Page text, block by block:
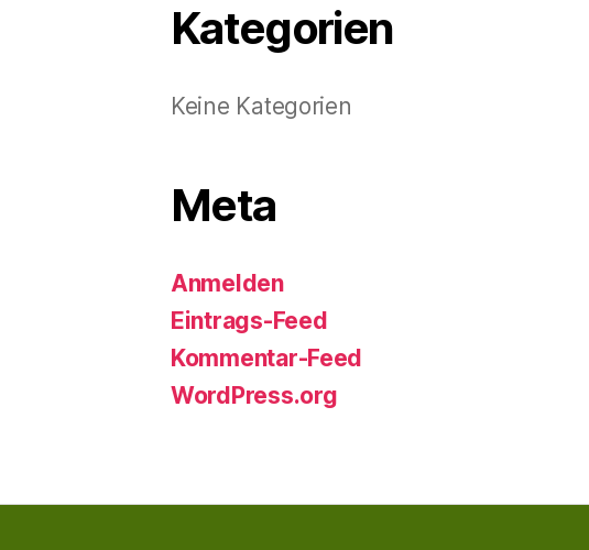
Kategorien
Keine Kategorien
Meta
Anmelden
Eintrags-Feed
Kommentar-Feed
WordPress.org